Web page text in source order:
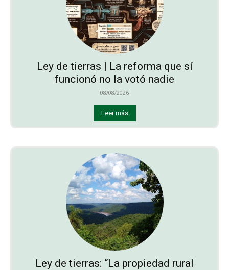
Ley de tierras | La reforma que sí
funcionó no la votó nadie
08/08/2026
Leer más
Ley de tierras: “La propiedad rural